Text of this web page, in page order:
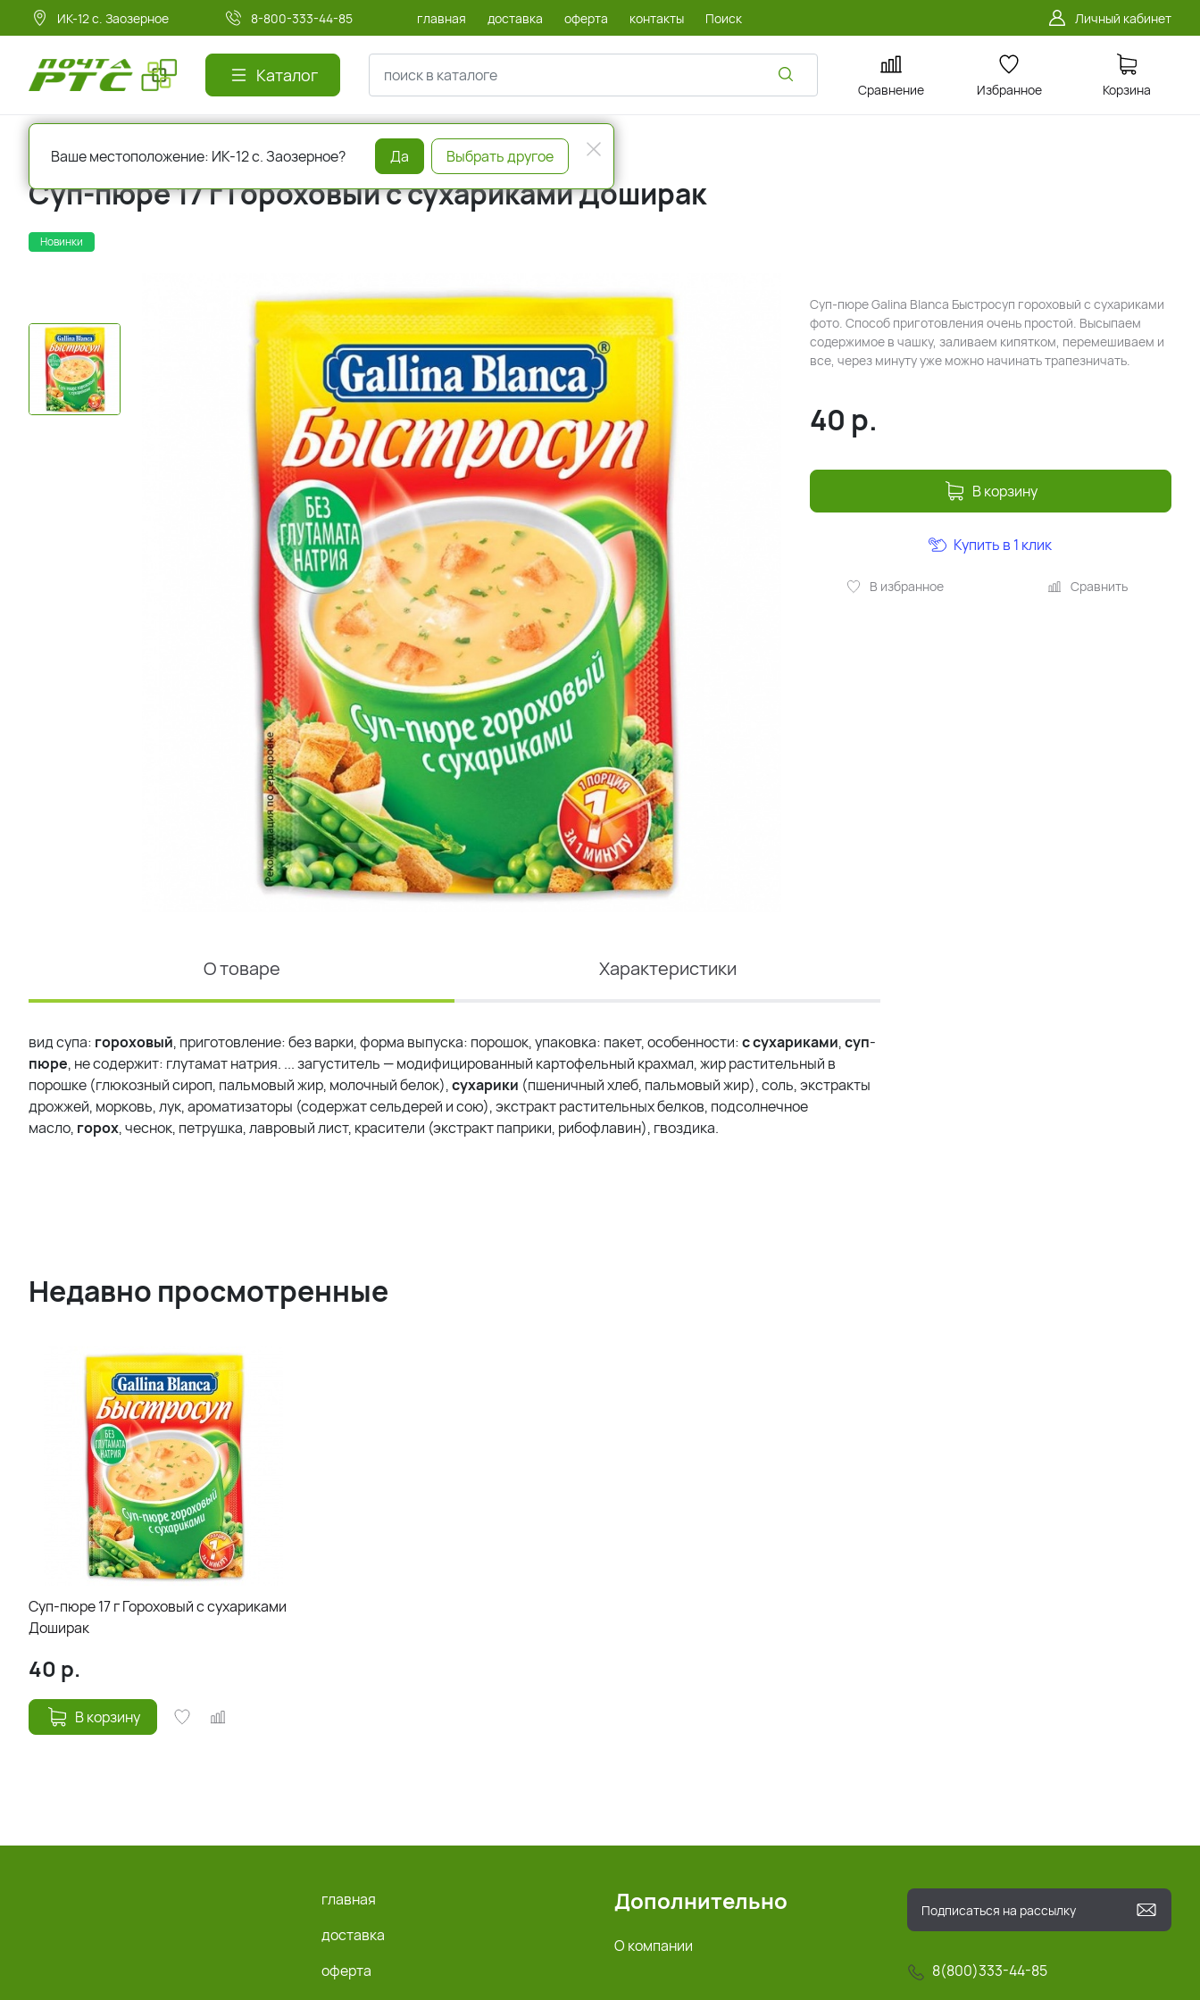
ИК-12 с. Заозерное 8-800-333-44-85 главная доставка оферта контакты Поиск Личный кабинет
Каталог
Сравнение Избранное Корзина
Продукты быстрого приготовления
Суп-пюре 17 г Гороховый с сухариками Доширак
Новинки
Суп-пюре Galina Blanca Быстросуп гороховый с сухариками
фото. Способ приготовления очень простой. Высыпаем
содержимое в чашку, заливаем кипятком, перемешиваем и
все, через минуту уже можно начинать трапезничать.
40 р.
В корзину
В избранное Сравнить
Купить в 1 клик
О товаре Характеристики
вид супа: гороховый, приготовление: без варки, форма выпуска: порошок, упаковка: пакет, особенности:ссухариками,суп-
пюре, не содержит: глутамат натрия. ... загуститель — модифицированный картофельный крахмал, жир растительный в
порошке (глюкозный сироп, пальмовый жир, молочный белок),сухарики (пшеничный хлеб, пальмовый жир), соль, экстракты
дрожжей, морковь, лук, ароматизаторы (содержат сельдерей и сою), экстракт растительных белков, подсолнечное
масло, горох, чеснок, петрушка, лавровый лист, красители (экстракт паприки, рибофлавин), гвоздика.
Недавно просмотренные
Суп-пюре 17 г Гороховый с сухариками
Доширак
40 р.
В корзину
8(800)333-44-85
главная
доставка
оферта
Дополнительно
О компании
Ваше местоположение: ИК-12 с. Заозерное? Да Выбрать другое